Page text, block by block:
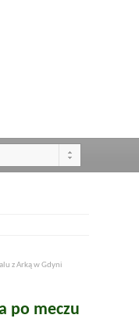
z Arką w Gdyni
po meczu